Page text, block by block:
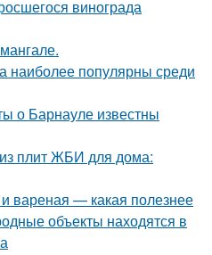
винограда
наиболее популярны среди
о Барнауле известны
плит ЖБИ для дома:
вареная — какая полезнее
объекты находятся в